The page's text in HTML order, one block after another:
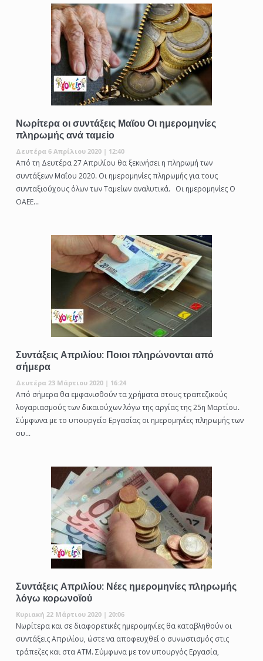
Νωρίτερα οι συντάξεις Μαϊου Οι ημερομηνίες
πληρωμής ανά ταμείο
Δευτέρα 6 Απρίλιου 2020 | 12:40
Από τη Δευτέρα 27 Απριλίου θα ξεκινήσει η πληρωμή των
συντάξεων Μαΐου 2020. Οι ημερομηνίες πληρωμής για τους
συνταξιούχους όλων των Ταμείων αναλυτικά. Οι ημερομηνίες Ο
ΟΑΕΕ...
Συντάξεις Απριλίου: Ποιοι πληρώνονται από
σήμερα
Δευτέρα 23 Μάρτιου 2020 | 16:24
Από σήμερα θα εμφανισθούν τα χρήματα στους τραπεζικούς
λογαριασμούς των δικαιούχων λόγω της αργίας της 25η Μαρτίου.
Σύμφωνα με το υπουργείο Εργασίας οι ημερομηνίες πληρωμής των
συ...
Συντάξεις Απριλίου: Νέες ημερομηνίες πληρωμής
λόγω κορωνοϊού
Κυριακή 22 Μάρτιου 2020 | 20:06
Νωρίτερα και σε διαφορετικές ημερομηνίες θα καταβληθούν οι
συντάξεις Απριλίου, ώστε να αποφευχθεί ο συνωστισμός στις
τράπεζες και στα ΑΤΜ. Σύμφωνα με τον υπουργός Εργασία,